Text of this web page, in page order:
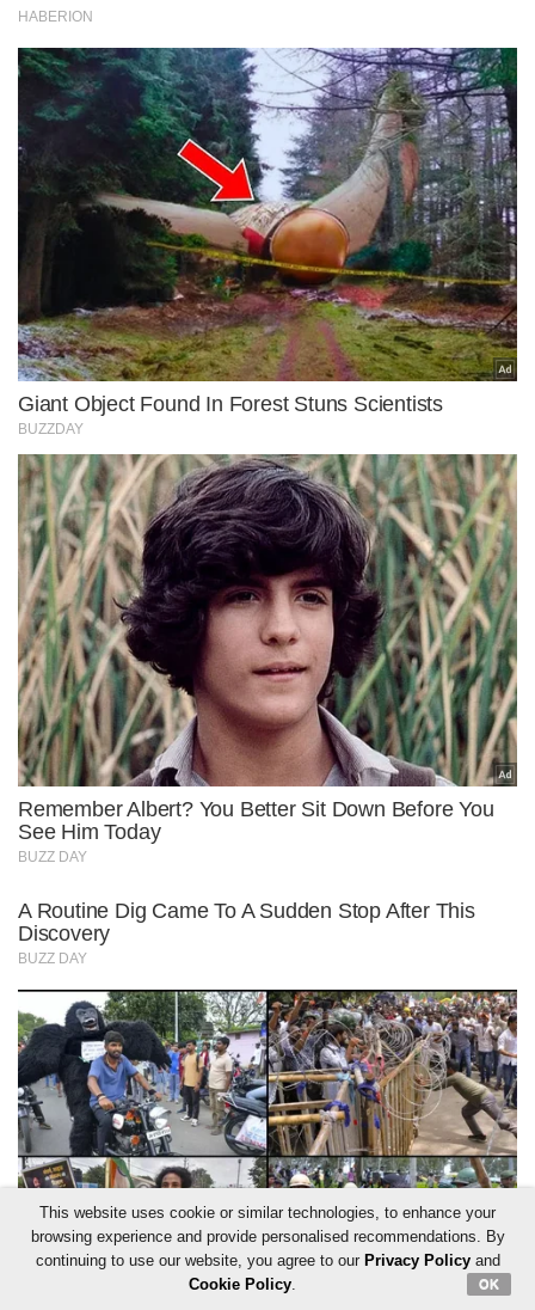
This website uses cookie or similar technologies, to enhance your
browsing experience and provide personalised recommendations. By
continuing to use our website, you agree to our Privacy Policyand
Cookie Policy. OK